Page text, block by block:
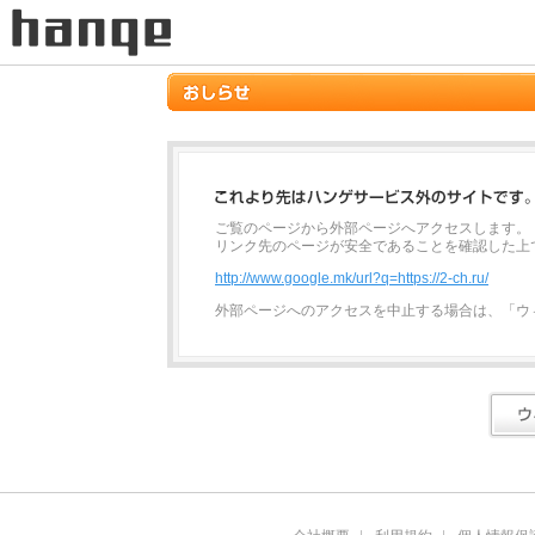
ご覧のページから外部ページへアクセスします。
リンク先のページが安全であることを確認した
http://www.google.mk/url?q=https://2-ch.ru/
外部ページへのアクセスを中止する場合は、「